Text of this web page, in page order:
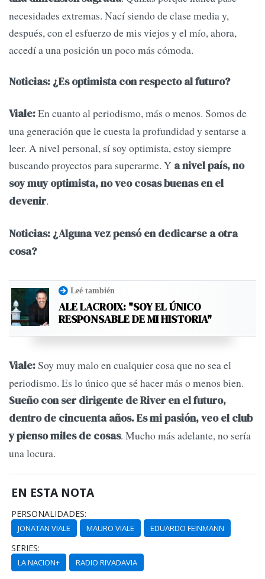
necesidades extremas. Nací siendo de clase media y,
después, con el esfuerzo de mis viejos y el mío, ahora,
accedí a una posición un poco más cómoda.
Noticias: ¿Es optimista con respecto al futuro?
Viale:En cuanto al periodismo, más o menos. Somos de
una generación que le cuesta la profundidad y sentarse a
leer. A nivel personal, sí soy optimista, estoy siempre
buscando proyectos para superarme. Y a nivel país, no
soy muy optimista, no veo cosas buenas en el
devenir.
Noticias: ¿Alguna vez pensó en dedicarse a otra
cosa?
Leé también
ALE LACROIX: "SOY EL ÚNICO
RESPONSABLE DE MI HISTORIA"
Viale:Soy muy malo en cualquier cosa que no sea el
periodismo. Es lo único que sé hacer más o menos bien.
Sueño con ser dirigente de River en el futuro,
dentro de cincuenta años. Es mi pasión, veo el club
y pienso miles de cosas. Mucho más adelante, no sería
una locura.
EN ESTA NOTA
PERSONALIDADES:
JONATAN VIALE MAURO VIALE EDUARDO FEINMANN
SERIES:
LA NACION+ RADIO RIVADAVIA